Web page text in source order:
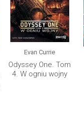
Evan Currie
Odyssey One. Tom
4. W ogniu wojny